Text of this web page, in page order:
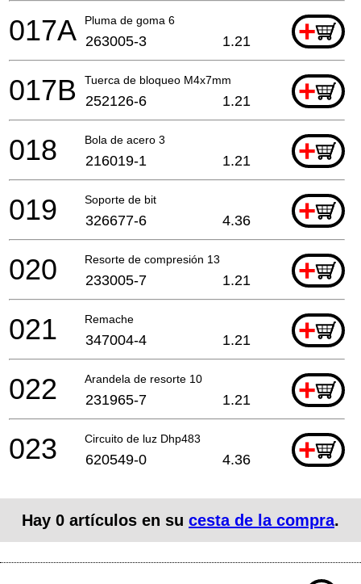
Pluma de goma 6 +
017A 263005-3 1.21
Tuerca de bloqueo M4x7mm +
017B 252126-6 1.21
Bola de acero 3 +
018 216019-1 1.21
Soporte de bit +
019 326677-6 4.36
Resorte de compresión 13 +
020 233005-7 1.21
Remache +
021 347004-4 1.21
Arandela de resorte 10 +
022 231965-7 1.21
Circuito de luz Dhp483 +
023 620549-0 4.36
Hay 0 artículos en su cesta de la compra.